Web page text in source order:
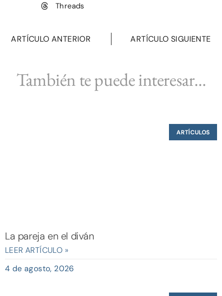
Threads
ARTÍCULO ANTERIOR ARTÍCULO SIGUIENTE
También te puede interesar...
ARTÍCULOS
La pareja en el diván
LEER ARTÍCULO »
4 de agosto, 2026